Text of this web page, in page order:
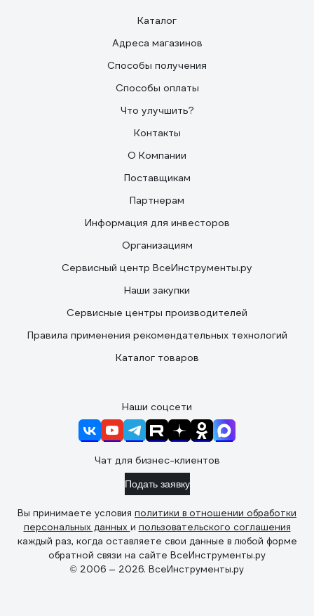
Каталог
Адреса магазинов
Способы получения
Способы оплаты
Что улучшить?
Контакты
О Компании
Поставщикам
Партнерам
Информация для инвесторов
Организациям
Сервисный центр ВсеИнструменты.ру
Наши закупки
Сервисные центры производителей
Правила применения рекомендательных технологий
Каталог товаров
Наши соцсети
Чат для бизнес-клиентов
Подать заявку
Вы принимаете условия политики в отношении обработки
персональных данных и пользовательского соглашения
каждый раз, когда оставляете свои данные в любой форме
обратной связи на сайте ВсеИнструменты.ру
© 2006 — 2026. ВсеИнструменты.ру